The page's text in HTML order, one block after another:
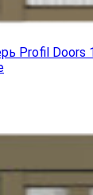
Profil Doors